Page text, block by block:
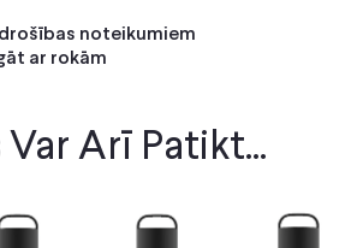
noteikumiem
ar rokām
Var Arī Patikt...